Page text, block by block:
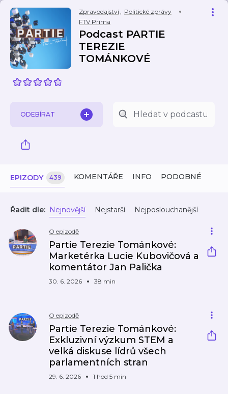
Zpravodajství, Politické zprávy
FTV Prima
Podcast PARTIE
TEREZIE
TOMÁNKOVÉ
ODEBÍRAT
EPIZODY 439 KOMENTÁŘE INFO PODOBNÉ
Řadit dle: Nejnovější Nejstarší Nejposlouchanější
O epizodě
Partie Terezie Tománkové:
Marketérka Lucie Kubovičová a
komentátor Jan Palička
30. 6. 2026 38 min
O epizodě
Partie Terezie Tománkové:
Exkluzivní výzkum STEM a
velká diskuse lídrů všech
parlamentních stran
29. 6. 2026 1 hod 5 min